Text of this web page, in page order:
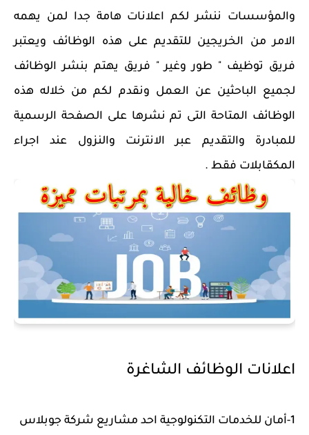
والمؤسسات ننشر لكم اعلانات هامة جدا لمن يهمه
الامر من الخريجين للتقديم على هذه الوظائف ويعتبر
فريق توظيف " طور وغير " فريق يهتم بنشر الوظائف
لجميع الباحثين عن العمل ونقدم لكم من خلاله هذه
الوظائف المتاحة التى تم نشرها على الصفحة الرسمية
للمبادرة والتقديم عبر الانترنت والنزول عند اجراء
المكقابلات فقط .
اعلانات الوظائف الشاغرة
1-أمان للخدمات التكنولوجية احد مشاريع شركة جوبلاس